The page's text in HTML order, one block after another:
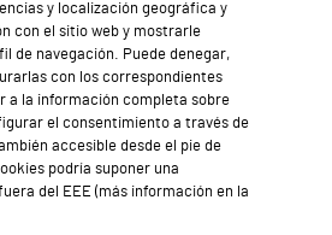
somos
en Vithas
Cita Médica
Atención al Cliente
y salud en el trabajo
y localización geográfica y
con el sitio web y mostrarle
de navegación. Puede denegar,
con los correspondientes
a la información completa sobre
el consentimiento a través de
accesible desde el pie de
podría suponer una
del EEE (más información en la